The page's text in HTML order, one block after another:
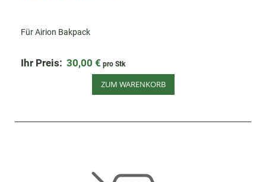
Für Airion Bakpack
Ihr Preis: 30,00 € pro Stk
ZUM WARENKORB